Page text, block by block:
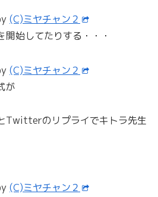
(C)ミヤチャン２
始してたりする・・・
(C)ミヤチャン２
が
Twitterのリプライでキトラ先生
(C)ミヤチャン２